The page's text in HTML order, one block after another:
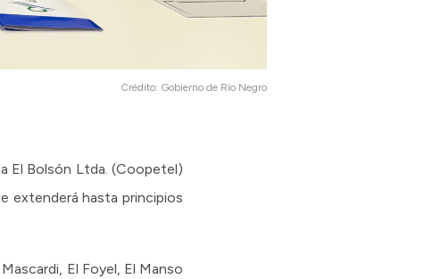
Crédito: Gobierno de Río Negro
El Bolsón Ltda. (Coopetel)
extenderá hasta principios
El Foyel, El Manso